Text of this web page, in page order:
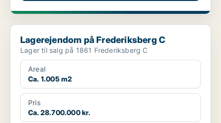
Lagerejendom på Frederiksberg C
Lagerejendom på Frederiksberg C
Lager til salg på 1861 Frederiksberg C
Areal
Ca. 1.005 m2
Pris
Ca. 28.700.000 kr.